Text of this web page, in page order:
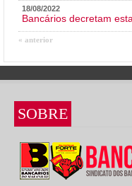
18/08/2022
Bancários decretam
« anterior
SOBRE